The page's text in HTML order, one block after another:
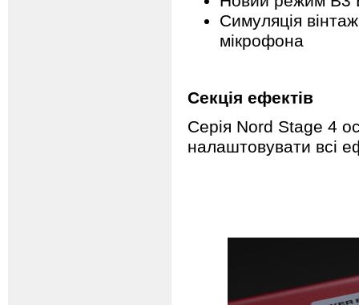
Симуляція
мікрофона
Секція ефектів
Серія Nord Stage 4
налаштовувати всі